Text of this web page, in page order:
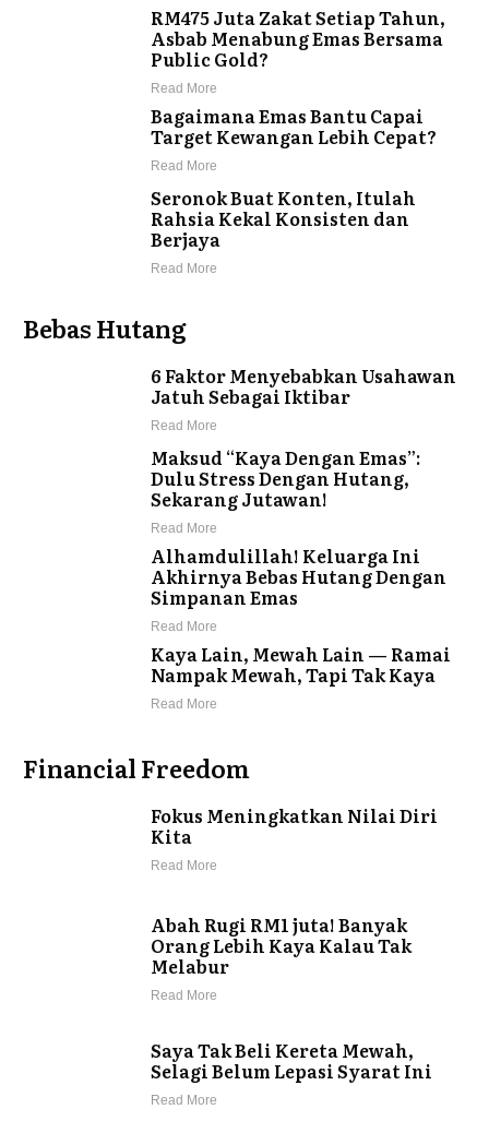
RM475 Juta Zakat Setiap Tahun,
Asbab Menabung Emas Bersama
Public Gold?
Read More
Bagaimana Emas Bantu Capai
Target Kewangan Lebih Cepat?
Read More
Seronok Buat Konten, Itulah
Rahsia Kekal Konsisten dan
Berjaya
Read More
Bebas Hutang
6 Faktor Menyebabkan Usahawan
Jatuh Sebagai Iktibar
Read More
Maksud “Kaya Dengan Emas”:
Dulu Stress Dengan Hutang,
Sekarang Jutawan!
Read More
Alhamdulillah! Keluarga Ini
Akhirnya Bebas Hutang Dengan
Simpanan Emas
Read More
Kaya Lain, Mewah Lain — Ramai
Nampak Mewah, Tapi Tak Kaya
Read More
Financial Freedom
Fokus Meningkatkan Nilai Diri
Kita
Read More
Abah Rugi RM1 juta! Banyak
Orang Lebih Kaya Kalau Tak
Melabur
Read More
Saya Tak Beli Kereta Mewah,
Selagi Belum Lepasi Syarat Ini
Read More